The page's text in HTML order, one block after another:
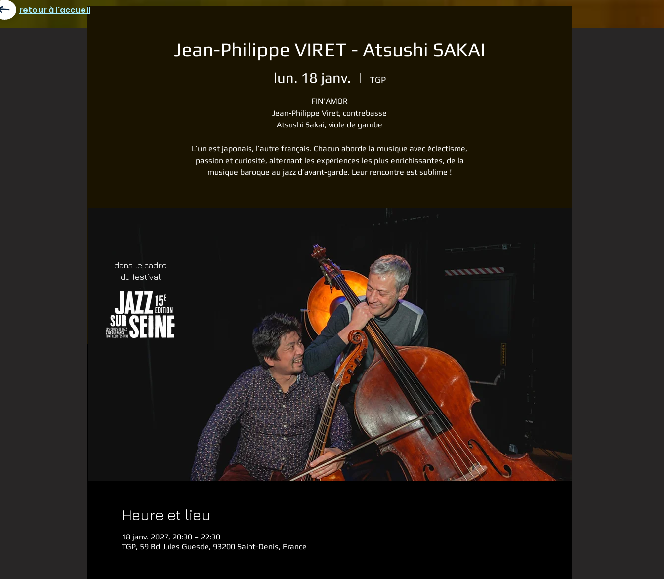
retour à l'accueil
Jean-Philippe VIRET - Atsushi SAKAI
lun. 18 janv.
  |
TGP
FIN'AMOR
Jean-Philippe Viret, contrebasse
Atsushi Sakai, viole de gambe
L’un est japonais, l’autre français. Chacun aborde la musique avec éclectisme,
passion et curiosité, alternant les expériences les plus enrichissantes, de la
musique baroque au jazz d’avant-garde. Leur rencontre est sublime !
Heure et lieu
18 janv. 2027, 20:30 – 22:30
TGP, 59 Bd Jules Guesde, 93200 Saint-Denis, France
dans le cadre
du festival